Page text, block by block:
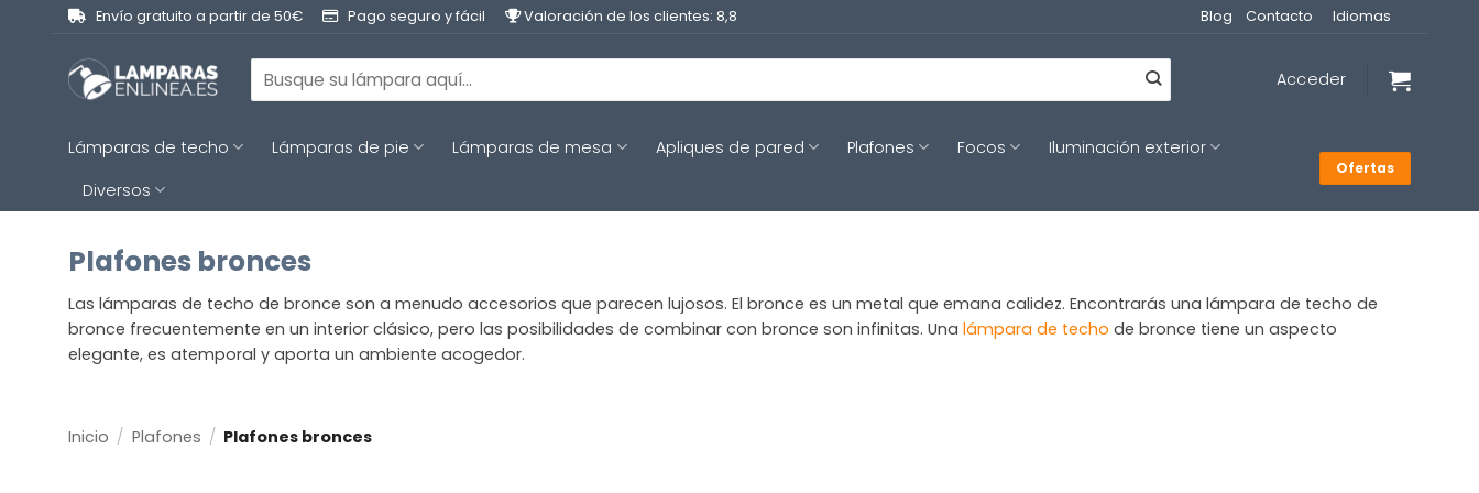
contenido
Envío gratuito a partir de 50€ Pago seguro y fácil Valoración de los clientes: 8,8 Blog Contacto Idiomas
Buscar
por:
Acceder
Lámparas de techo Lámparas de pie Lámparas de mesa Apliques de pared Plafones Focos
Iluminación exterior
Diversos
Ofertas
Plafones bronces
Las lámparas de techo de bronce son a menudo accesorios que parecen lujosos. El bronce es un metal que emana calidez. Encontrarás una lámpara de techo de
bronce frecuentemente en un interior clásico, pero las posibilidades de combinar con bronce son infinitas. Una lámpara de techo de bronce tiene un aspecto
elegante, es atemporal y aporta un ambiente acogedor.
Inicio / Plafones / Plafones bronces